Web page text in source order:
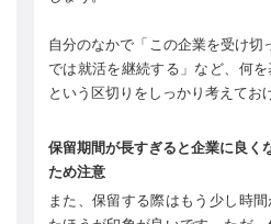
自分のなかで「この企業を受け切
では就活を継続する」など、何
という区切りをしっかり考えてお
保留期間が長すぎると企業に良く
ため注意
また、保留する際はもう少し時